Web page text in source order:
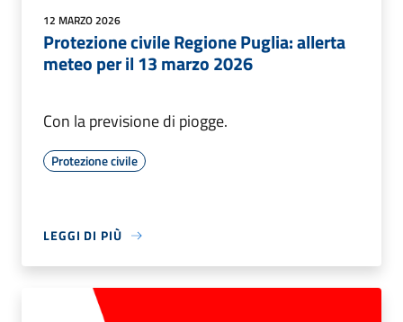
12 MARZO 2026
Protezione civile Regione Puglia: allerta
meteo per il 13 marzo 2026
Con la previsione di piogge.
Protezione civile
LEGGI DI PIÙ